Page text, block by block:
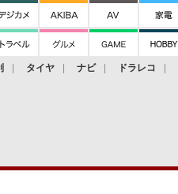
タイヤ ナビ ドラレコ